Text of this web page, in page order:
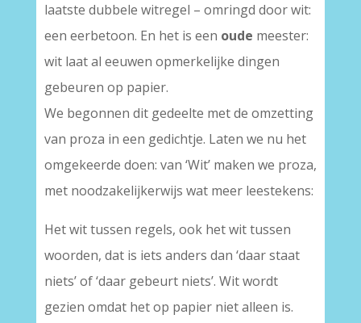
laatste dubbele witregel – omringd door wit:
een eerbetoon. En het is een oude meester:
wit laat al eeuwen opmerkelijke dingen
gebeuren op papier.
We begonnen dit gedeelte met de omzetting
van proza in een gedichtje. Laten we nu het
omgekeerde doen: van ‘Wit’ maken we proza,
met noodzakelijkerwijs wat meer leestekens:
Het wit tussen regels, ook het wit tussen
woorden, dat is iets anders dan ‘daar staat
niets’ of ‘daar gebeurt niets’. Wit wordt
gezien omdat het op papier niet alleen is.